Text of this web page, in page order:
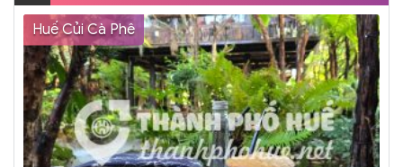
Huế Củi Cà Phê